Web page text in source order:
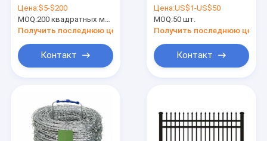
Забор 30*30 мм
Тканеная цепная
сетка Забор
Цена:$5-$200
MOQ:200 квадратных метров
Получить последнюю цену
Контакт
складываемые
сетки для
перевозки
Цена:US$1-US$50
MOQ:50 шт.
Получить последнюю цену
Контакт